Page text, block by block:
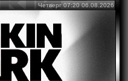
Четверг 07:20 06.08.2026